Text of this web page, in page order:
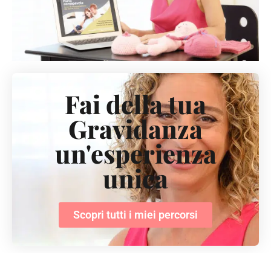
Fai della tua
Gravidanza
un'esperienza
unica
Scopri tutti i miei percorsi